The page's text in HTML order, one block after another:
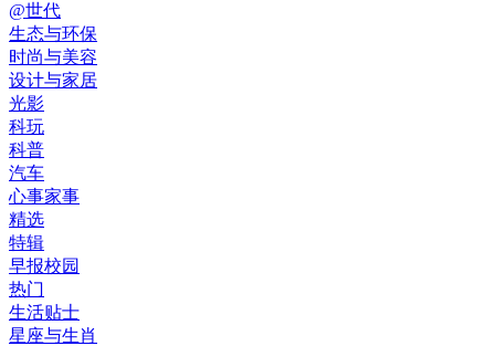
@世代
生态与环保
时尚与美容
设计与家居
光影
科玩
科普
汽车
心事家事
精选
特辑
早报校园
热门
生活贴士
星座与生肖